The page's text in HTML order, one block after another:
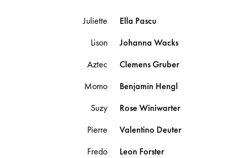
Juliette Ella Pascu
Lison
Johanna Wacks
Aztec
ClemensGruber
Momo
Benjamin Hengl
Suzy
Rose Winiwarter
Pierre
Valentino Deuter
Fredo
Leon Forster